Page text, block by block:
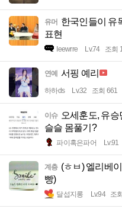
유머 한국인들이 유
표현
Ieewrre Lv.74 조회
연예 서핑 예리
하하ds Lv.32 조회 661
이슈 오세훈도, 유
슬슬 몸풀기?
파이혹은파어 Lv.91
계층 (ㅎㅂ) 엘리베
빵)
달섭지롱 Lv.94 조